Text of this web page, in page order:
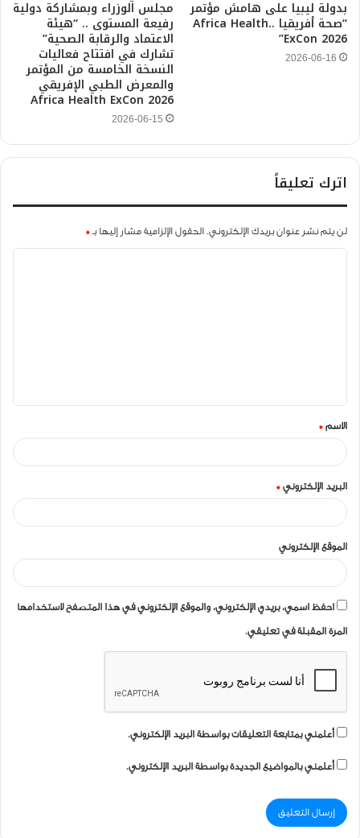
بدولة ليبيا على هامش مؤتمر
“صحة أفريقيا ..Africa Health
ExCon 2026”
2026-06-16
مجلس الوزراء وبمشاركة دولية
رفيعة المستوى .. “هيئة
الاعتماد والرقابة الصحية”
تشارك في افتتاح فعاليات
النسخة الخامسة من المؤتمر
والمعرض الطبي الإفريقي
Africa Health ExCon 2026
2026-06-15
اترك تعليقاً
لن يتم نشر عنوان بريدك الإلكتروني. الحقول الإلزامية مشار إليها بـ *
ق
*
الاسم *
البريد الإلكتروني *
الموقع الإلكتروني
احفظ اسمي، بريدي الإلكتروني، والموقع الإلكتروني في هذا المتصفح لاستخدامها
المرة المقبلة في تعليقي.
أعلمني بمتابعة التعليقات بواسطة البريد الإلكتروني.
أعلمني بالمواضيع الجديدة بواسطة البريد الإلكتروني.